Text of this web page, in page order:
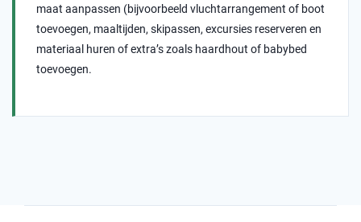
maat aanpassen (bijvoorbeeld vluchtarrangement of boot
toevoegen, maaltijden, skipassen, excursies reserveren en
materiaal huren of extra’s zoals haardhout of babybed
toevoegen.